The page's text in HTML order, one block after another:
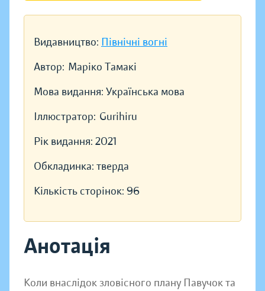
Видавництво: Північні вогні
Автор: Маріко Тамакі
Мова видання: Українська мова
Іллюстратор: Gurihiru
Рік видання: 2021
Обкладинка: тверда
Кількість сторінок: 96
Анотація
Коли внаслідок зловісного плану Павучок та